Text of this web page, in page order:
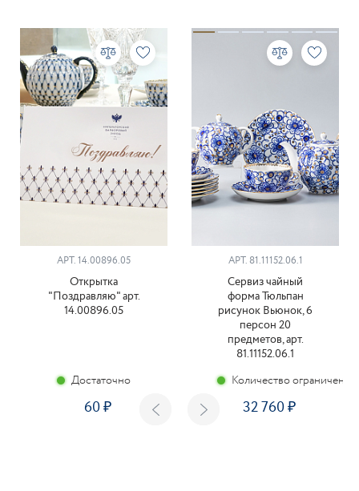
АРТ. 14.00896.05
Открытка
"Поздравляю" арт.
14.00896.05
Достаточно
60
АРТ. 81.11152.06.1
Сервиз чайный
форма Тюльпан
рисунок Вьюнок, 6
персон 20
предметов, арт.
81.11152.06.1
Количество ограничено
32 760